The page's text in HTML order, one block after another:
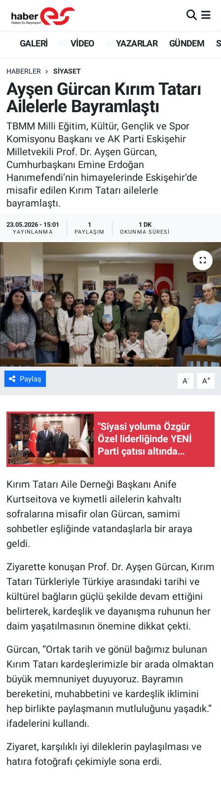
GALERİ VİDEO YAZARLAR GÜNDEM
HABERLER SİYASET
Ayşen Gürcan Kırım Tatarı
Ailelerle Bayramlaştı
TBMM Milli Eğitim, Kültür, Gençlik ve Spor
Komisyonu Başkanı ve AK Parti Eskişehir
Milletvekili Prof. Dr. Ayşen Gürcan,
Cumhurbaşkanı Emine Erdoğan
Hanımefendi’nin himayelerinde Eskişehir’de
misafir edilen Kırım Tatarı ailelerle
bayramlaştı.
23.05.2026 - 15:01
YAYINLANMA
1
PAYLAŞIM
1 DK
OKUNMA SÜRESI
Paylaş A- A+
"Siyasi yoluma Özgür
Özel liderliğinde YENİ
Parti çatısı altında
Kırım Tatarı Aile Derneği Başkanı Anife
Kurtseitova ve kıymetli ailelerin kahvaltı
sofralarına misafir olan Gürcan, samimi
sohbetler eşliğinde vatandaşlarla bir araya
geldi.
Ziyarette konuşan Prof. Dr. Ayşen Gürcan, Kırım
Tatarı Türkleriyle Türkiye arasındaki tarihi ve
kültürel bağların güçlü şekilde devam ettiğini
belirterek, kardeşlik ve dayanışma ruhunun her
daim yaşatılmasının önemine dikkat çekti.
Gürcan, “Ortak tarih ve gönül bağımız bulunan
Kırım Tatarı kardeşlerimizle bir arada olmaktan
büyük memnuniyet duyuyoruz. Bayramın
bereketini, muhabbetini ve kardeşlik iklimini
hep birlikte paylaşmanın mutluluğunu yaşadık.”
ifadelerini kullandı.
Ziyaret, karşılıklı iyi dileklerin paylaşılması ve
hatıra fotoğrafı çekimiyle sona erdi.
GALERİ
YAZARLAR
GÜNDEM
SİYASET
TEKNOLOJİ
EKONOMİ
Eskişehir Nöbetçi Eczaneler
Eskişehir Trafik Yoğunluk Haritası
Süper Lig Puan Durumu ve Fikstür
Tüm Manşetler
Son Dakika Haberleri
Haber Arşivi